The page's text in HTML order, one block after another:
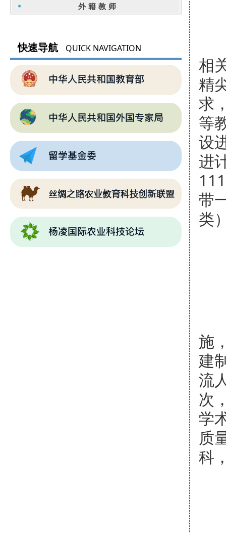
外籍教师
快速导航 QUICK NAVIGATION
相
精
求
等
设
进
带
类
施
建
流
次
学
质
科